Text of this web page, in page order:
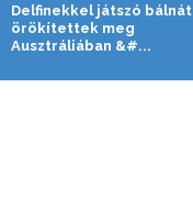
Delfinekkel játszó bálnát
örökítettek meg
Ausztráliában &#...